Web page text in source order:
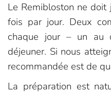
Le Remibloston ne doit
fois par jour. Deux
chaque jour – un au
déjeuner. Si nous
recommandée est de
La préparation est